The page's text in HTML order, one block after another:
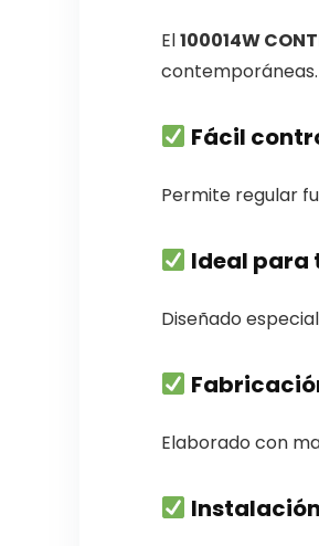
El100014W
contemporáneas.
Fácil
Permite regular
Ideal para
Diseñado
Elaborado con